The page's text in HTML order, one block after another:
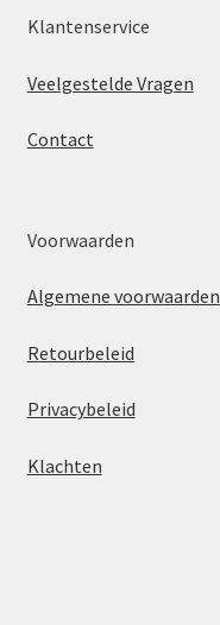
Klantenservice
Veelgestelde Vragen
Contact
Voorwaarden
Algemene voorwaarden
Retourbeleid
Privacybeleid
Klachten